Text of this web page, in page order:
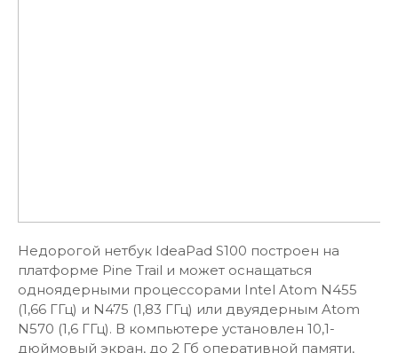
Недорогой нетбук IdeaPad S100 построен на
платформе Pine Trail и может оснащаться
одноядерными процессорами Intel Atom N455
(1,66 ГГц) и N475 (1,83 ГГц) или двуядерным Atom
N570 (1,6 ГГц). В компьютере установлен 10,1-
дюймовый экран, до 2 Гб оперативной памяти,